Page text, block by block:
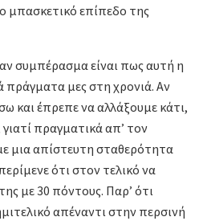
επίπεδο της
συμπέρασμα είναι πως αυτή η
μες στη χρονιά. Αν
και έπρεπε να αλλάξουμε κάτι,
πραγματικά απ’ τον
μια απίστευτη σταθερότητα
ότι στον τελικό να
με 30 πόντους. Παρ’ ότι
απέναντι στην περσινή